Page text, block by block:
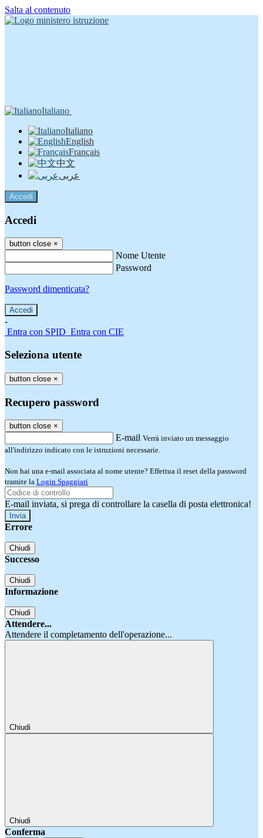
Salta al contenuto
Italiano
Italiano
English
Français
中文
عربى
Accedi
Accedi
button close ×
Nome Utente
Password
Password dimenticata?
-
Entra con SPID Entra con CIE
Seleziona utente
button close ×
Recupero password
button close ×
E-mail Verrà inviato un messaggio
all'indirizzo indicato con le istruzioni necessarie.
Non hai una e-mail associata al nome utente? Effettua il reset della password
tramite la Login Spaggiari
E-mail inviata, si prega di controllare la casella di posta elettronica!
Errore
Chiudi
Successo
Chiudi
Informazione
Chiudi
Attendere...
Attendere il completamento dell'operazione...
Chiudi
Chiudi
Conferma